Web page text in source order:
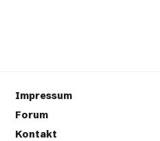
Impressum
Forum
Kontakt